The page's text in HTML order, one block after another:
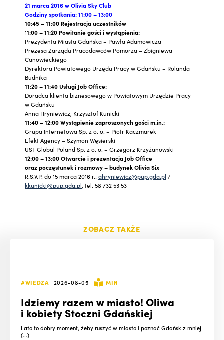
21 marca 2016 w Olivia Sky Club
Godziny spotkania: 11:00 – 13:00
10:45 – 11:00 Rejestracja uczestników
11:00 – 11:20 Powitanie gości i wystąpienia:
Prezydenta Miasta Gdańska – Pawła Adamowicza
Prezesa Zarządu Pracodawców Pomorza – Zbigniewa
Canowieckiego
Dyrektora Powiatowego Urzędu Pracy w Gdańsku – Rolanda
Budnika
11:20 – 11:40 Usługi Job Office:
Doradca klienta biznesowego w Powiatowym Urzędzie Pracy
w Gdańsku
Anna Hryniewicz, Krzysztof Kunicki
11:40 – 12:00 Wystąpienie zaproszonych gości m.in.:
Grupa Internetowa Sp. z o. o. – Piotr Kaczmarek
Efekt Agency – Szymon Węsierski
UST Global Poland Sp. z o. o. – Grzegorz Krzyżanowski
12:00 – 13:00 Otwarcie i prezentacja Job Office
oraz poczęstunek i rozmowy – budynek Olivia Six
R.S.V.P. do 15 marca 2016 r.:ahryniewicz@pup.gda.pl /
kkunicki@pup.gda.pl, tel. 58 732 53 53
ZOBACZ TAKŻE
#WIEDZA 2026-08-05 MIN
Idziemy razem w miasto! Oliwa
i kobiety Stoczni Gdańskiej
Lato to dobry moment, żeby ruszyć w miasto i poznać Gdańsk z mniej
(...)